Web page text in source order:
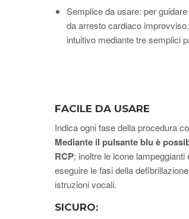
Semplice da usare: per
da arresto cardiaco
intuitivo mediante tre semplici
FACILE DA USARE
Indica ogni fase della procedura
Mediante il pulsante blu è
RCP; inoltre le icone
eseguire le fasi della
istruzioni vocali.
SICURO: